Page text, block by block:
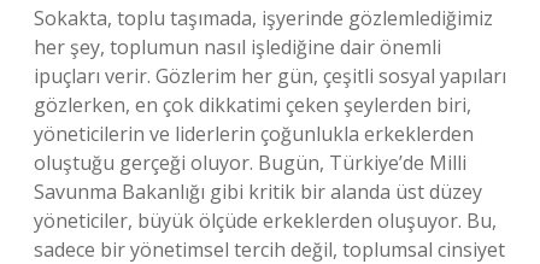
Sokakta, toplu taşımada, işyerinde gözlemlediğimiz
her şey, toplumun nasıl işlediğine dair önemli
ipuçları verir. Gözlerim her gün, çeşitli sosyal yapıları
gözlerken, en çok dikkatimi çeken şeylerden biri,
yöneticilerin ve liderlerin çoğunlukla erkeklerden
oluştuğu gerçeği oluyor. Bugün, Türkiye’de Milli
Savunma Bakanlığı gibi kritik bir alanda üst düzey
yöneticiler, büyük ölçüde erkeklerden oluşuyor. Bu,
sadece bir yönetimsel tercih değil, toplumsal cinsiyet